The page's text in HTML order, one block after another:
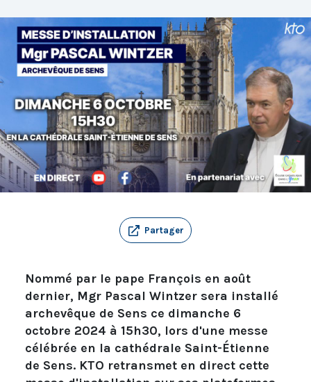
Partager
Nommé par le pape François en août
dernier, Mgr Pascal Wintzer sera installé
archevêque de Sens ce dimanche 6
octobre 2024 à 15h30, lors d'une messe
célébrée en la cathédrale Saint-Étienne
de Sens. KTO retransmet en direct cette